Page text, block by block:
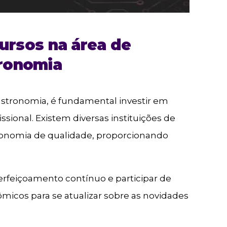
na área de
é fundamental investir em
Existem diversas instituições de
de qualidade, proporcionando
contínuo e participar de
para se atualizar sobre as novidades